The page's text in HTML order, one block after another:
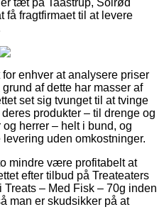
få fragtfirmaet til at levere
enhver at analysere priser
af dette har masser af
set sig tvunget til at tvinge
produkter – til drenge og
herrer – helt i bund, og
uden omkostninger.
mindre være profitabelt at
efter tilbud på Treateaters
– Med Fisk – 70g inden
man er skudsikker på at